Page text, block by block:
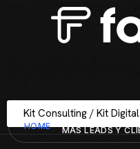
Kit Consulting / Kit Digital
HOME
CAMPAÑAS SEM
MÁS LEADS Y